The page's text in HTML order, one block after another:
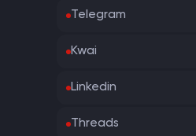
Telegram
Kwai
Linkedin
Threads